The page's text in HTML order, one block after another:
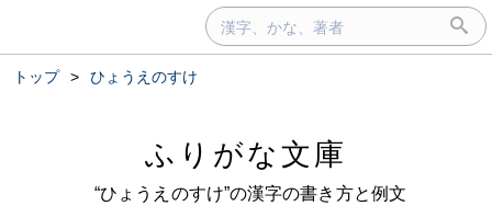
トップ > ひょうえのすけ
ふりがな文庫
“ひょうえのすけ”の漢字の書き方と例文